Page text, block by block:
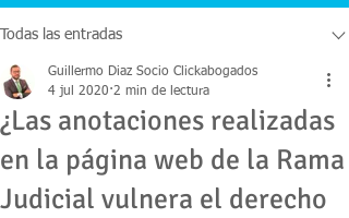
Todas las entradas
¿Las anotaciones realizadas
en la página web de la Rama
Judicial vulnera el derecho
Guillermo Diaz Socio Clickabogados
4 jul 2020 2 min de lectura